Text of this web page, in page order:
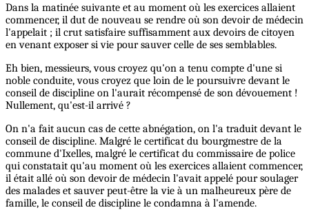
Dans la matinée suivante et au moment où les exercices allaient
commencer, il dut de nouveau se rendre où son devoir de médecin
l'appelait ; il crut satisfaire suffisamment aux devoirs de citoyen
en venant exposer si vie pour sauver celle de ses semblables.
Eh bien, messieurs, vous croyez qu'on a tenu compte d'une si
noble conduite, vous croyez que loin de le poursuivre devant le
conseil de discipline on l'aurait récompensé de son dévouement !
Nullement, qu'est-il arrivé ?
On n'a fait aucun cas de cette abnégation, on l'a traduit devant le
conseil de discipline. Malgré le certificat du bourgmestre de la
commune d'Ixelles, malgré le certificat du commissaire de police
qui constatait qu'au moment où les exercices allaient commencer,
il était allé où son devoir de médecin l'avait appelé pour soulager
des malades et sauver peut-être la vie à un malheureux père de
famille, le conseil de discipline le condamna à l'amende.